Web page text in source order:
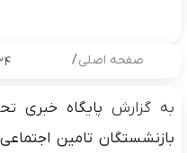
صفحه اصلی/
11
به گزارش پایگاه خبری
بازنشستگان تامین اجتماعی ۱۴۰۴